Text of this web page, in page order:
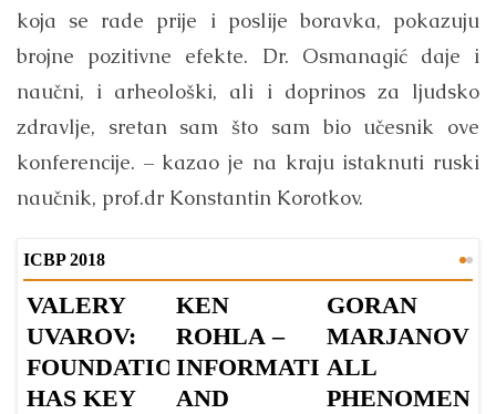
koja se rade prije i poslije boravka, pokazuju
brojne pozitivne efekte. Dr. Osmanagić daje i
naučni, i arheološki, ali i doprinos za ljudsko
zdravlje, sretan sam što sam bio učesnik ove
konferencije. – kazao je na kraju istaknuti ruski
naučnik, prof.dr Konstantin Korotkov.
ICBP 2018
VALERY
UVAROV:
FOUNDATION
HAS KEY
KEN
ROHLA –
INFORMATION
AND
GORAN
ALL
PHENOMENA